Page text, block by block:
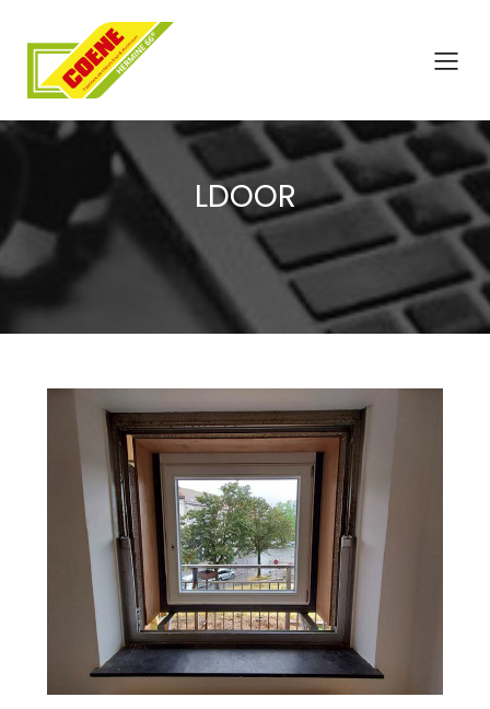
LDOOR